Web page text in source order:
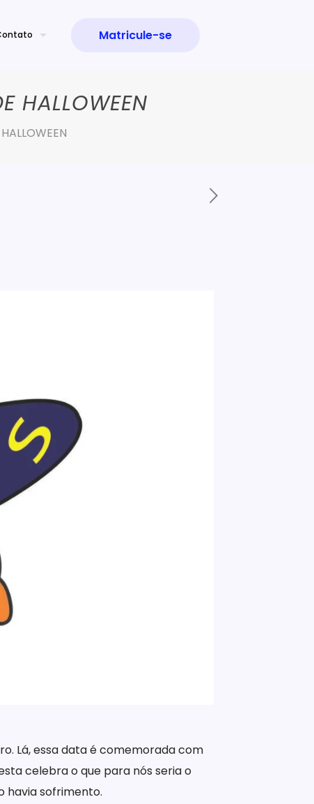
Matricule-se
HALLOWEEN
Lá, essa data é comemorada com
celebra o que para nós seria o
havia sofrimento.